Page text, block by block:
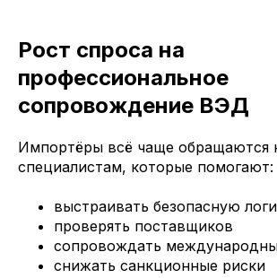
Рост спроса на
профессиональное
сопровождение ВЭД
Импортёры всё чаще обращаются
специалистам, которые помогают:
выстраивать безопасную
проверять поставщиков
сопровождать
снижать санкционные риски